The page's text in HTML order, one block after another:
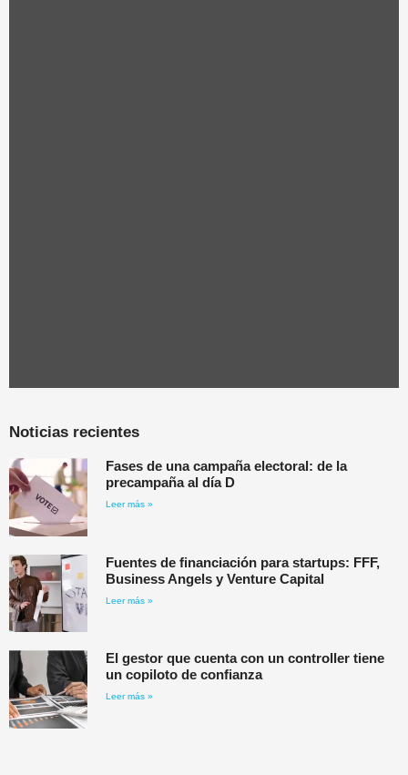
Noticias recientes
Fases de una campaña electoral: de la
precampaña al día D
Leer más »
Fuentes de financiación para startups: FFF,
Business Angels y Venture Capital
Leer más »
El gestor que cuenta con un controller tiene
un copiloto de confianza
Leer más »